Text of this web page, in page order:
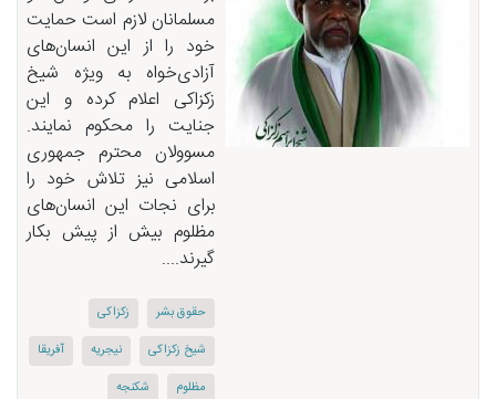
مسلمانان لازم است حمایت
خود را از این انسان‌های
آزادی‌خواه به ویژه شیخ
زكزاكی اعلام كرده و این
جنایت را محكوم نمایند.
مسوولان محترم جمهوری
اسلامی نیز تلاش خود را
برای نجات این انسان‌های
مظلوم بیش از پیش بكار
گیرند....
حقوق بشر
زكزاكی
شیخ زكزاكی
نیجریه
آفریقا
مظلوم
شكنجه